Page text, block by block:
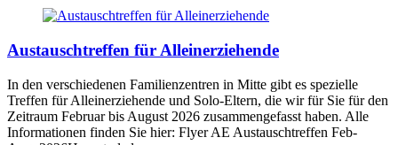
Austauschtreffen für Alleinerziehende
In den verschiedenen Familienzentren in Mitte gibt es spezielle
Treffen für Alleinerziehende und Solo-Eltern, die wir für Sie für den
Zeitraum Februar bis August 2026 zusammengefasst haben. Alle
Informationen finden Sie hier: Flyer AE Austauschtreffen Feb-